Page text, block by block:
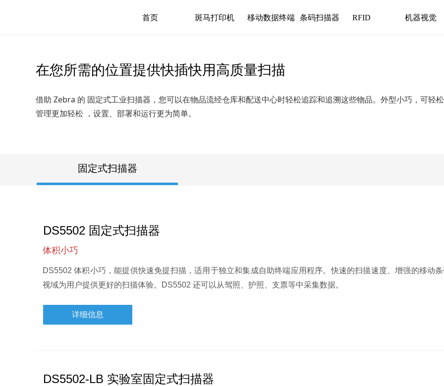
首页 斑马打印机 移动数据终端 条码扫描器 RFID 机器视觉
在您所需的位置提供快插快用高质量扫描
借助 Zebra 的 固定式工业扫描器，您可以在物品流经仓库和配送中心时轻松追踪和追溯这些物品。外型小巧，可
管理更加轻松 ，设置、部署和运行更为简单。
固定式扫描器
DS5502 固定式扫描器
体积小巧
DS5502 体积小巧，能提供快速免提扫描，适用于独立和集成自助终端应用程序。快速的扫描速度、增强的移动
视域为用户提供更好的扫描体验。DS5502 还可以从驾照、护照、支票等中采集数据。
详细信息
DS5502-LB 实验室固定式扫描器